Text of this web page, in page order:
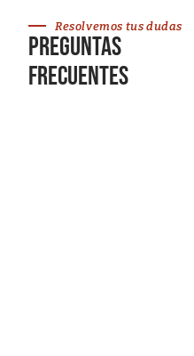
Resolvemos tus dudas
Preguntas
frecuentes